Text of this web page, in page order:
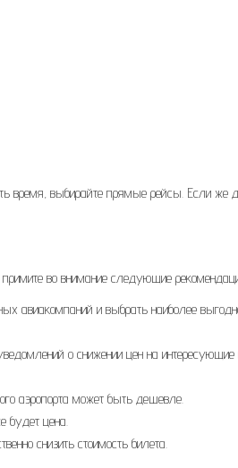
время, выбирайте прямые рейсы. Если же
во внимание следующие
авиакомпаний и выбрать наиболее
о снижении цен на интересующие
аэропорта может быть дешевле.
будет цена.
снизить стоимость билета.